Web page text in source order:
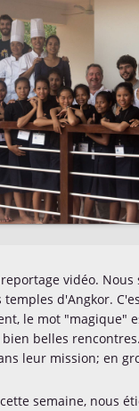
vidéo.
temples d'Angkor.
le mot "magique"
belles
leur mission; en
semaine, nous